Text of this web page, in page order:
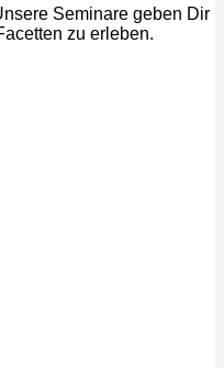
Seminare geben Dir
zu erleben.